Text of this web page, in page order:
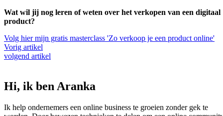
Wat wil jij nog leren of weten over het verkopen van een digitaal
product?
Volg hier mijn gratis masterclass 'Zo verkoop je een product online'
Vorig artikel
volgend artikel
Hi, ik ben Aranka
Ik help ondernemers een online business te groeien zonder gek te